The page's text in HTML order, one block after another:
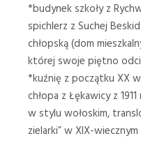
*budynek szkoły z
spichlerz z Suchej
chłopską (dom
której swoje piętno
*kuźnię z początku XX
chłopa z Łękawicy z
w stylu wołoskim,
zielarki” w XIX-